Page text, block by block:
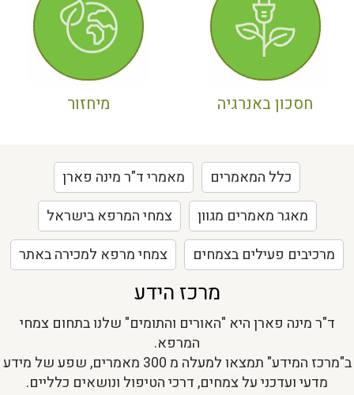
חסכון באנרגיה מיחזור
כלל המאמרים
מאמרי ד"ר מינה פארן
מאגר מאמרים מגוון
צמחי המרפא בישראל
מרכיבים פעילים בצמחים
צמחי מרפא למכירה באתר
מרכז הידע
ד"ר מינה פארן היא "האורים והתומים" שלנו בתחום צמחי
המרפא.
ב"מרכז המידע" תמצאו למעלה מ 300 מאמרים, שפע של מידע
מדעי ועדכני על צמחים, דרכי הטיפול ונושאים כלליים.